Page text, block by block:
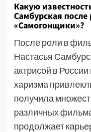
Какую
Самбурская
«Самогонщики»?
После роли в
Настасья
актрисой в
харизма
получила
различных
продолжает